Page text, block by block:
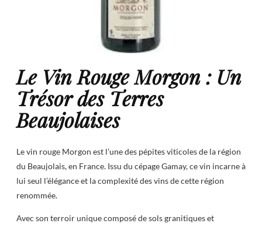
Le Vin Rouge Morgon : Un
Trésor des Terres
Beaujolaises
Le vin rouge Morgon est l’une des pépites viticoles de la région
du Beaujolais, en France. Issu du cépage Gamay, ce vin incarne à
lui seul l’élégance et la complexité des vins de cette région
renommée.
Avec son terroir unique composé de sols granitiques et